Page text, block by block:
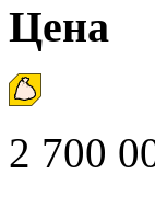
Цена
2 700